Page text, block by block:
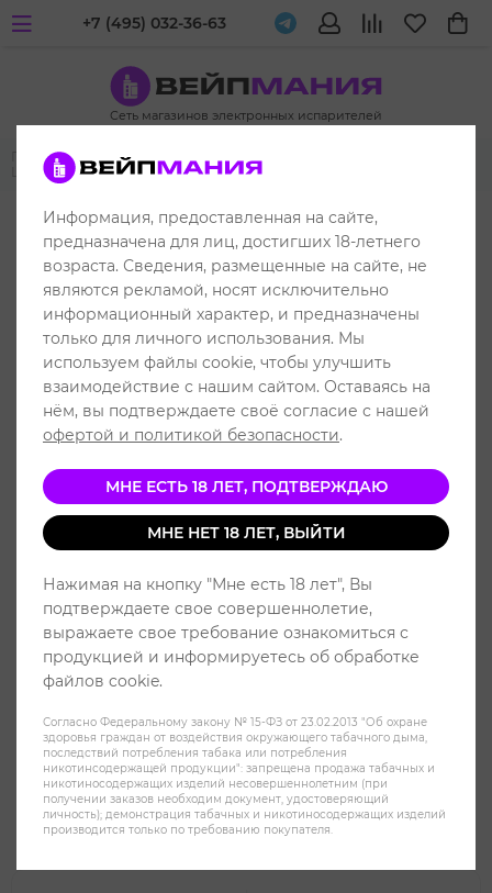
Сеть магазинов электронных испарителей
+7 (495) 032-36-63
Главная Одноразовые электронные испарители
Lost Mary OS 2600
до 2600 затяжек
Lost Mary OS 2600 - Ананас
Лимон
Информация, предоставленная на сайте,
предназначена для лиц, достигших 18-летнего
возраста. Сведения, размещенные на сайте, не
являются рекламой, носят исключительно
информационный характер, и предназначены
только для личного использования. Мы
используем файлы cookie, чтобы улучшить
взаимодействие с нашим сайтом. Оставаясь на
нём, вы подтверждаете своё согласие с нашей
офертой и политикой безопасности.
МНЕ ЕСТЬ 18 ЛЕТ, ПОДТВЕРЖДАЮ
МНЕ НЕТ 18 ЛЕТ, ВЫЙТИ
Нажимая на кнопку "Мне есть 18 лет", Вы
подтверждаете свое совершеннолетие,
выражаете свое требование ознакомиться с
продукцией и информируетесь об обработке
файлов cookie.
Согласно Федеральному закону № 15-ФЗ от 23.02.2013 "Об охране
здоровья граждан от воздействия окружающего табачного дыма,
последствий потребления табака или потребления
никотинсодержащей продукции": запрещена продажа табачных и
никотиносодержащих изделий несовершеннолетним (при
получении заказов необходим документ, удостоверяющий
личность); демонстрация табачных и никотиносодержащих изделий
производится только по требованию покупателя.